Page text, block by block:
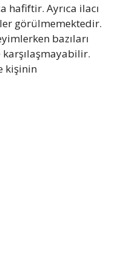
hafiftir. Ayrıca ilacı
görülmemektedir.
bazıları
kişinin